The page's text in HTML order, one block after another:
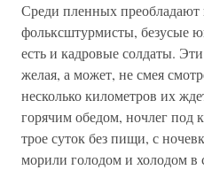
Среди пленных
фольксштурмисты, безусые
есть и кадровые солдаты.
желая, а может, не смея
несколько километров их
горячим обедом, ночлег
трое суток без пищи, с
морили голодом и холодом в